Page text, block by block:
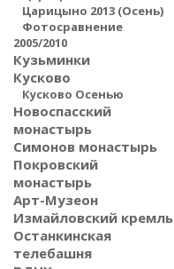
Царицыно 2013 (Осень)
Фотосравнение
2005/2010
Кузьминки
Кусково
Кусково Осенью
Новоспасский
монастырь
Симонов монастырь
Покровский
монастырь
Арт-Музеон
Измайловский кремль
Останкинская
телебашня